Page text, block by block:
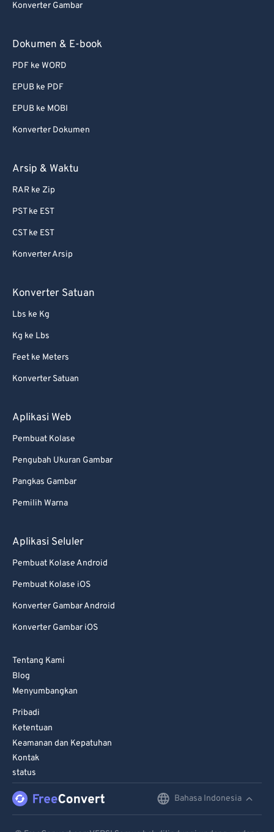
Konverter Gambar
Dokumen & E-book
PDF ke WORD
EPUB ke PDF
EPUB ke MOBI
Konverter Dokumen
Arsip & Waktu
RAR ke Zip
PST ke EST
CST ke EST
Konverter Arsip
Konverter Satuan
Lbs ke Kg
Kg ke Lbs
Feet ke Meters
Konverter Satuan
Aplikasi Web
Pembuat Kolase
Pengubah Ukuran Gambar
Pangkas Gambar
Pemilih Warna
Aplikasi Seluler
Pembuat Kolase Android
Pembuat Kolase iOS
Konverter Gambar Android
Konverter Gambar iOS
Tentang Kami
Blog
Menyumbangkan
Pribadi
Ketentuan
Keamanan dan Kepatuhan
Kontak
status
Bahasa Indonesia